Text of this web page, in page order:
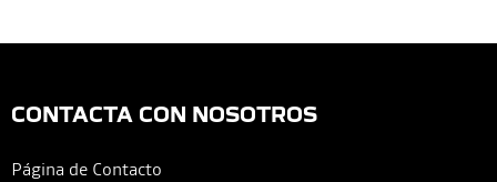
CONTACTA CON NOSOTROS
Página de Contacto